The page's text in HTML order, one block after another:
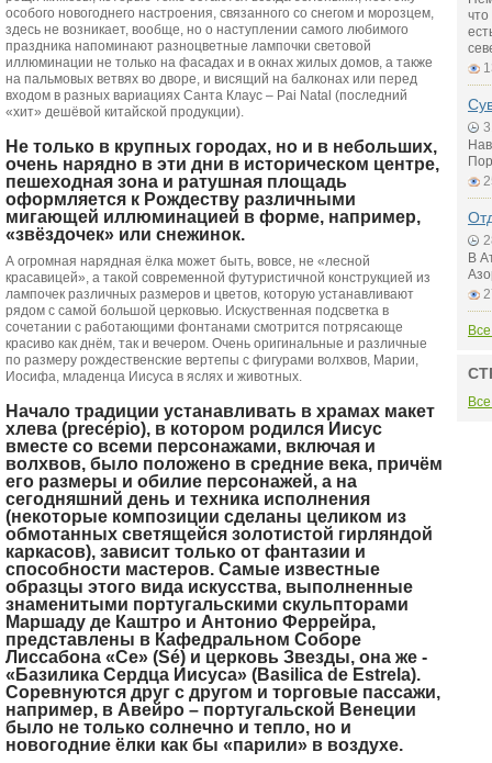
особого новогоднего настроения, связанного со снегом и морозцем,
здесь не возникает, вообще, но о наступлении самого любимого
праздника напоминают разноцветные лампочки световой
иллюминации не только на фасадах и в окнах жилых домов, а также
на пальмовых ветвях во дворе, и висящий на балконах или перед
входом в разных вариациях Санта Клаус – Pai Natal (последний
«хит» дешёвой китайской продукции).
Не только в крупных городах, но и в небольших,
очень нарядно в эти дни в историческом центре,
пешеходная зона и ратушная площадь
оформляется к Рождеству различными
мигающей иллюминацией в форме, например,
«звёздочек» или снежинок.
А огромная нарядная ёлка может быть, вовсе, не «лесной
красавицей», а такой современной футуристичной конструкцией из
лампочек различных размеров и цветов, которую устанавливают
рядом с самой большой церковью. Искуственная подсветка в
сочетании с работающими фонтанами смотрится потрясающе
красиво как днём, так и вечером. Очень оригинальные и различные
по размеру рождественские вертепы с фигурами волхвов, Марии,
Иосифа, младенца Иисуса в яслях и животных.
Начало традиции устанавливать в храмах макет
хлева (precépio), в котором родился Иисус
вместе со всеми персонажами, включая и
волхвов, было положено в средние века, причём
его размеры и обилие персонажей, а на
сегодняшний день и техника исполнения
(некоторые композиции сделаны целиком из
обмотанных светящейся золотистой гирляндой
каркасов), зависит только от фантазии и
способности мастеров. Самые известные
образцы этого вида искусства, выполненные
знаменитыми португальскими скульпторами
Маршаду де Каштро и Антонио Феррейра,
представлены в Кафедральном Соборе
Лиссабона «Се» (Sé) и церковь Звезды, она же -
«Базилика Сердца Иисуса» (Basilica de Estrela).
Соревнуются друг с другом и торговые пассажи,
например, в Авейро – португальской Венеции
было не только солнечно и тепло, но и
новогодние ёлки как бы «парили» в воздухе.
В